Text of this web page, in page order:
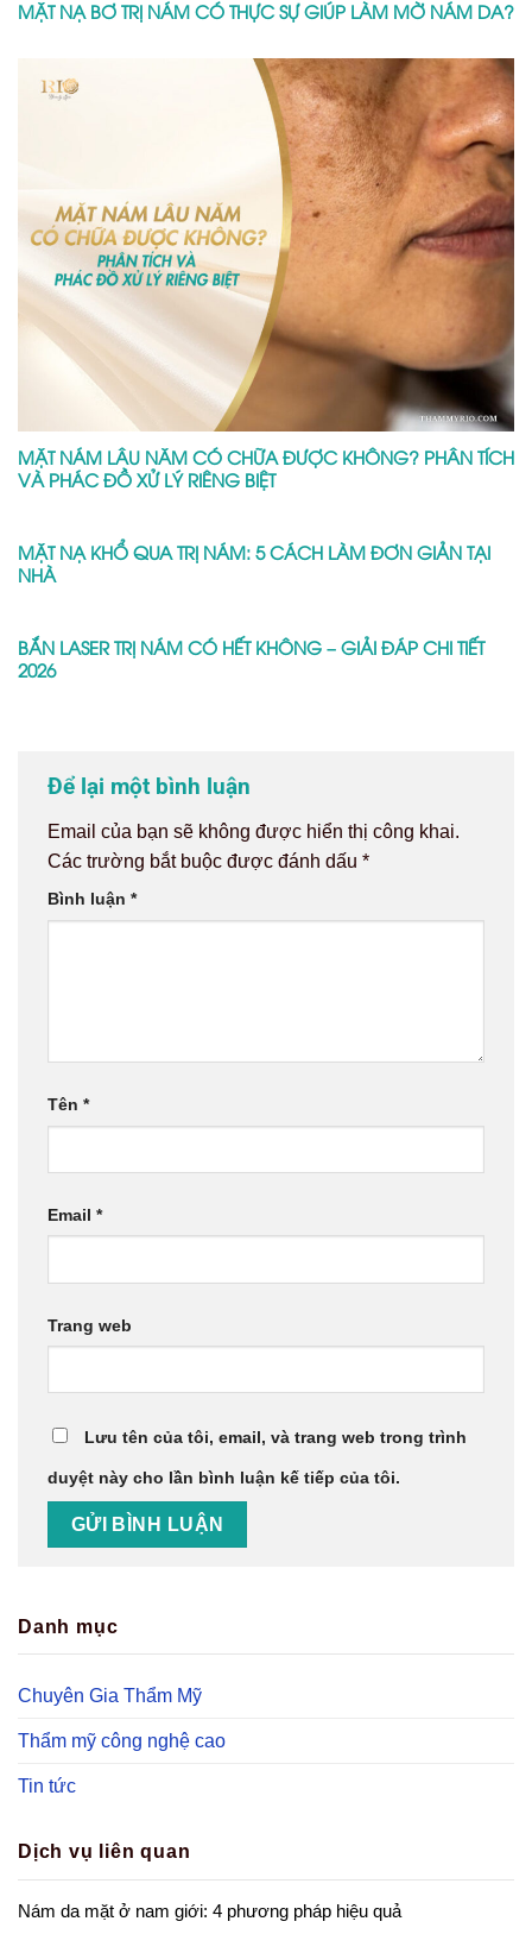
MẶT NẠ BƠ TRỊ NÁM CÓ THỰC SỰ GIÚP LÀM MỜ NÁM DA?
MẶT NÁM LÂU NĂM CÓ CHỮA ĐƯỢC KHÔNG? PHÂN TÍCH
VÀ PHÁC ĐỒ XỬ LÝ RIÊNG BIỆT
MẶT NẠ KHỔ QUA TRỊ NÁM: 5 CÁCH LÀM ĐƠN GIẢN TẠI
NHÀ
BẮN LASER TRỊ NÁM CÓ HẾT KHÔNG – GIẢI ĐÁP CHI TIẾT
2026
Để lại một bình luận
Email của bạn sẽ không được hiển thị công khai.
Các trường bắt buộc được đánh dấu *
Bình luận *
Tên *
Email *
Trang web
Lưu tên của tôi, email, và trang web trong trình
duyệt này cho lần bình luận kế tiếp của tôi.
Danh mục
Chuyên Gia Thẩm Mỹ
Thẩm mỹ công nghệ cao
Tin tức
Dịch vụ liên quan
Nám da mặt ở nam giới: 4 phương pháp hiệu quả